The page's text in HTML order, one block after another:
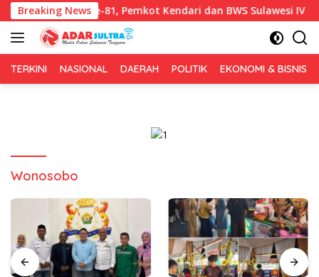
Langsung
ke
konten
Breaking News
HUT RI ke-81, Pemkot Kendari dan BWS Sulawesi IV
TERKINI NASIONAL DAERAH POLITIK EKONOMI & BISNIS
Wonosobo